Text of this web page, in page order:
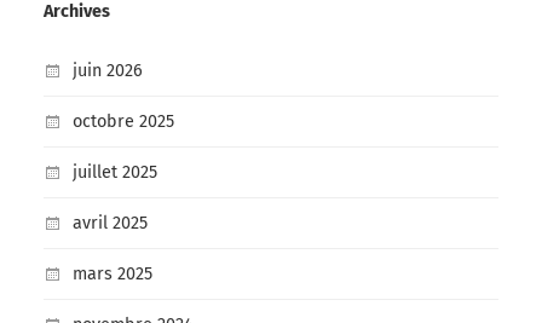
Archives
juin 2026
octobre 2025
juillet 2025
avril 2025
mars 2025